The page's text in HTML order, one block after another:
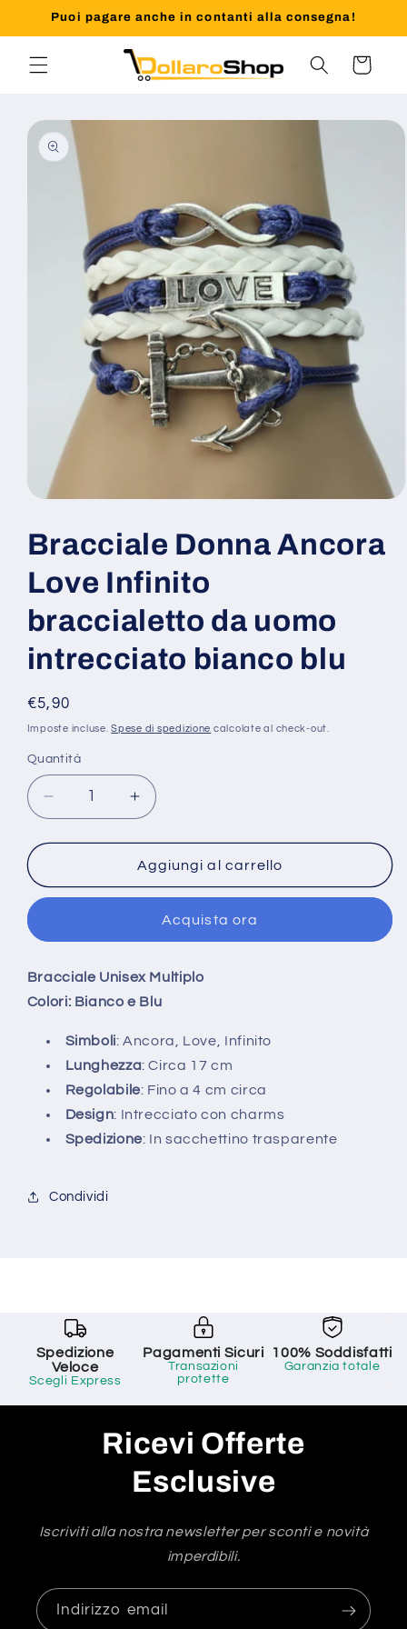
direttamente
ai contenuti
Puoi pagare anche in contanti alla consegna!
Carrello
Passa alle
informazioni
sul prodotto
multimediali
in
finestra
modale
Bracciale Donna Ancora
Love Infinito
braccialetto da uomo
intrecciato bianco blu
Prezzo
di
€5,90
Imposte incluse.Spese di spedizione calcolate al check-out.
Quantità
Diminuisci
quantità
per
Donna
Infinito
da
uomo
bianco
blu
Aumenta
quantità
per
Bracciale
Donna
Love
Infinito
da
uomo
bianco
blu
Aggiungi al carrello
Acquista ora
Bracciale Unisex Multiplo
Colori: Bianco e Blu
Simboli: Ancora, Love, Infinito
Lunghezza: Circa 17 cm
Regolabile: Fino a 4 cm circa
Design: Intrecciato con charms
Spedizione: In sacchettino trasparente
Condividi
Spedizione
Veloce
Scegli Express
Pagamenti Sicuri
Transazioni
protette
100% Soddisfatti
Garanzia totale
Ricevi Offerte
Esclusive
Iscriviti alla nostra newsletter per sconti e novità
imperdibili.
Indirizzo email